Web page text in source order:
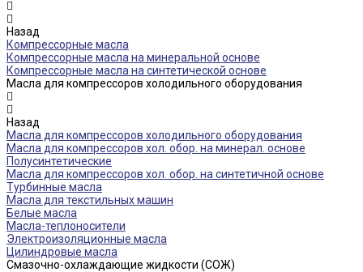
Назад
Компрессорные масла
Компрессорные масла на минеральной основе
Компрессорные масла на синтетической основе
Масла для компрессоров холодильного оборудования
Назад
Масла для компрессоров холодильного оборудования
Масла для компрессоров хол. обор. на минерал. основе
Полусинтетические
Масла для компрессоров хол. обор. на синтетичной основе
Турбинные масла
Масла для текстильных машин
Белые масла
Масла-теплоносители
Электроизоляционные масла
Цилиндровые масла
Смазочно-охлаждающие жидкости (СОЖ)